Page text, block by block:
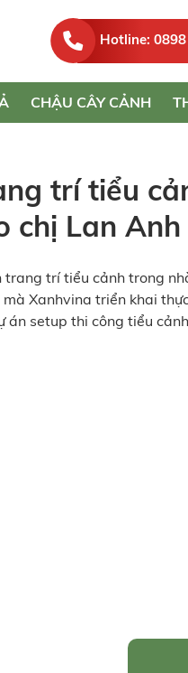
Hotline:
CHẬU CÂY CẢNH
trí tiểu
chị Lan Anh
trang trí tiểu cảnh trong
mà Xanhvina triển khai
án setup thi công tiểu